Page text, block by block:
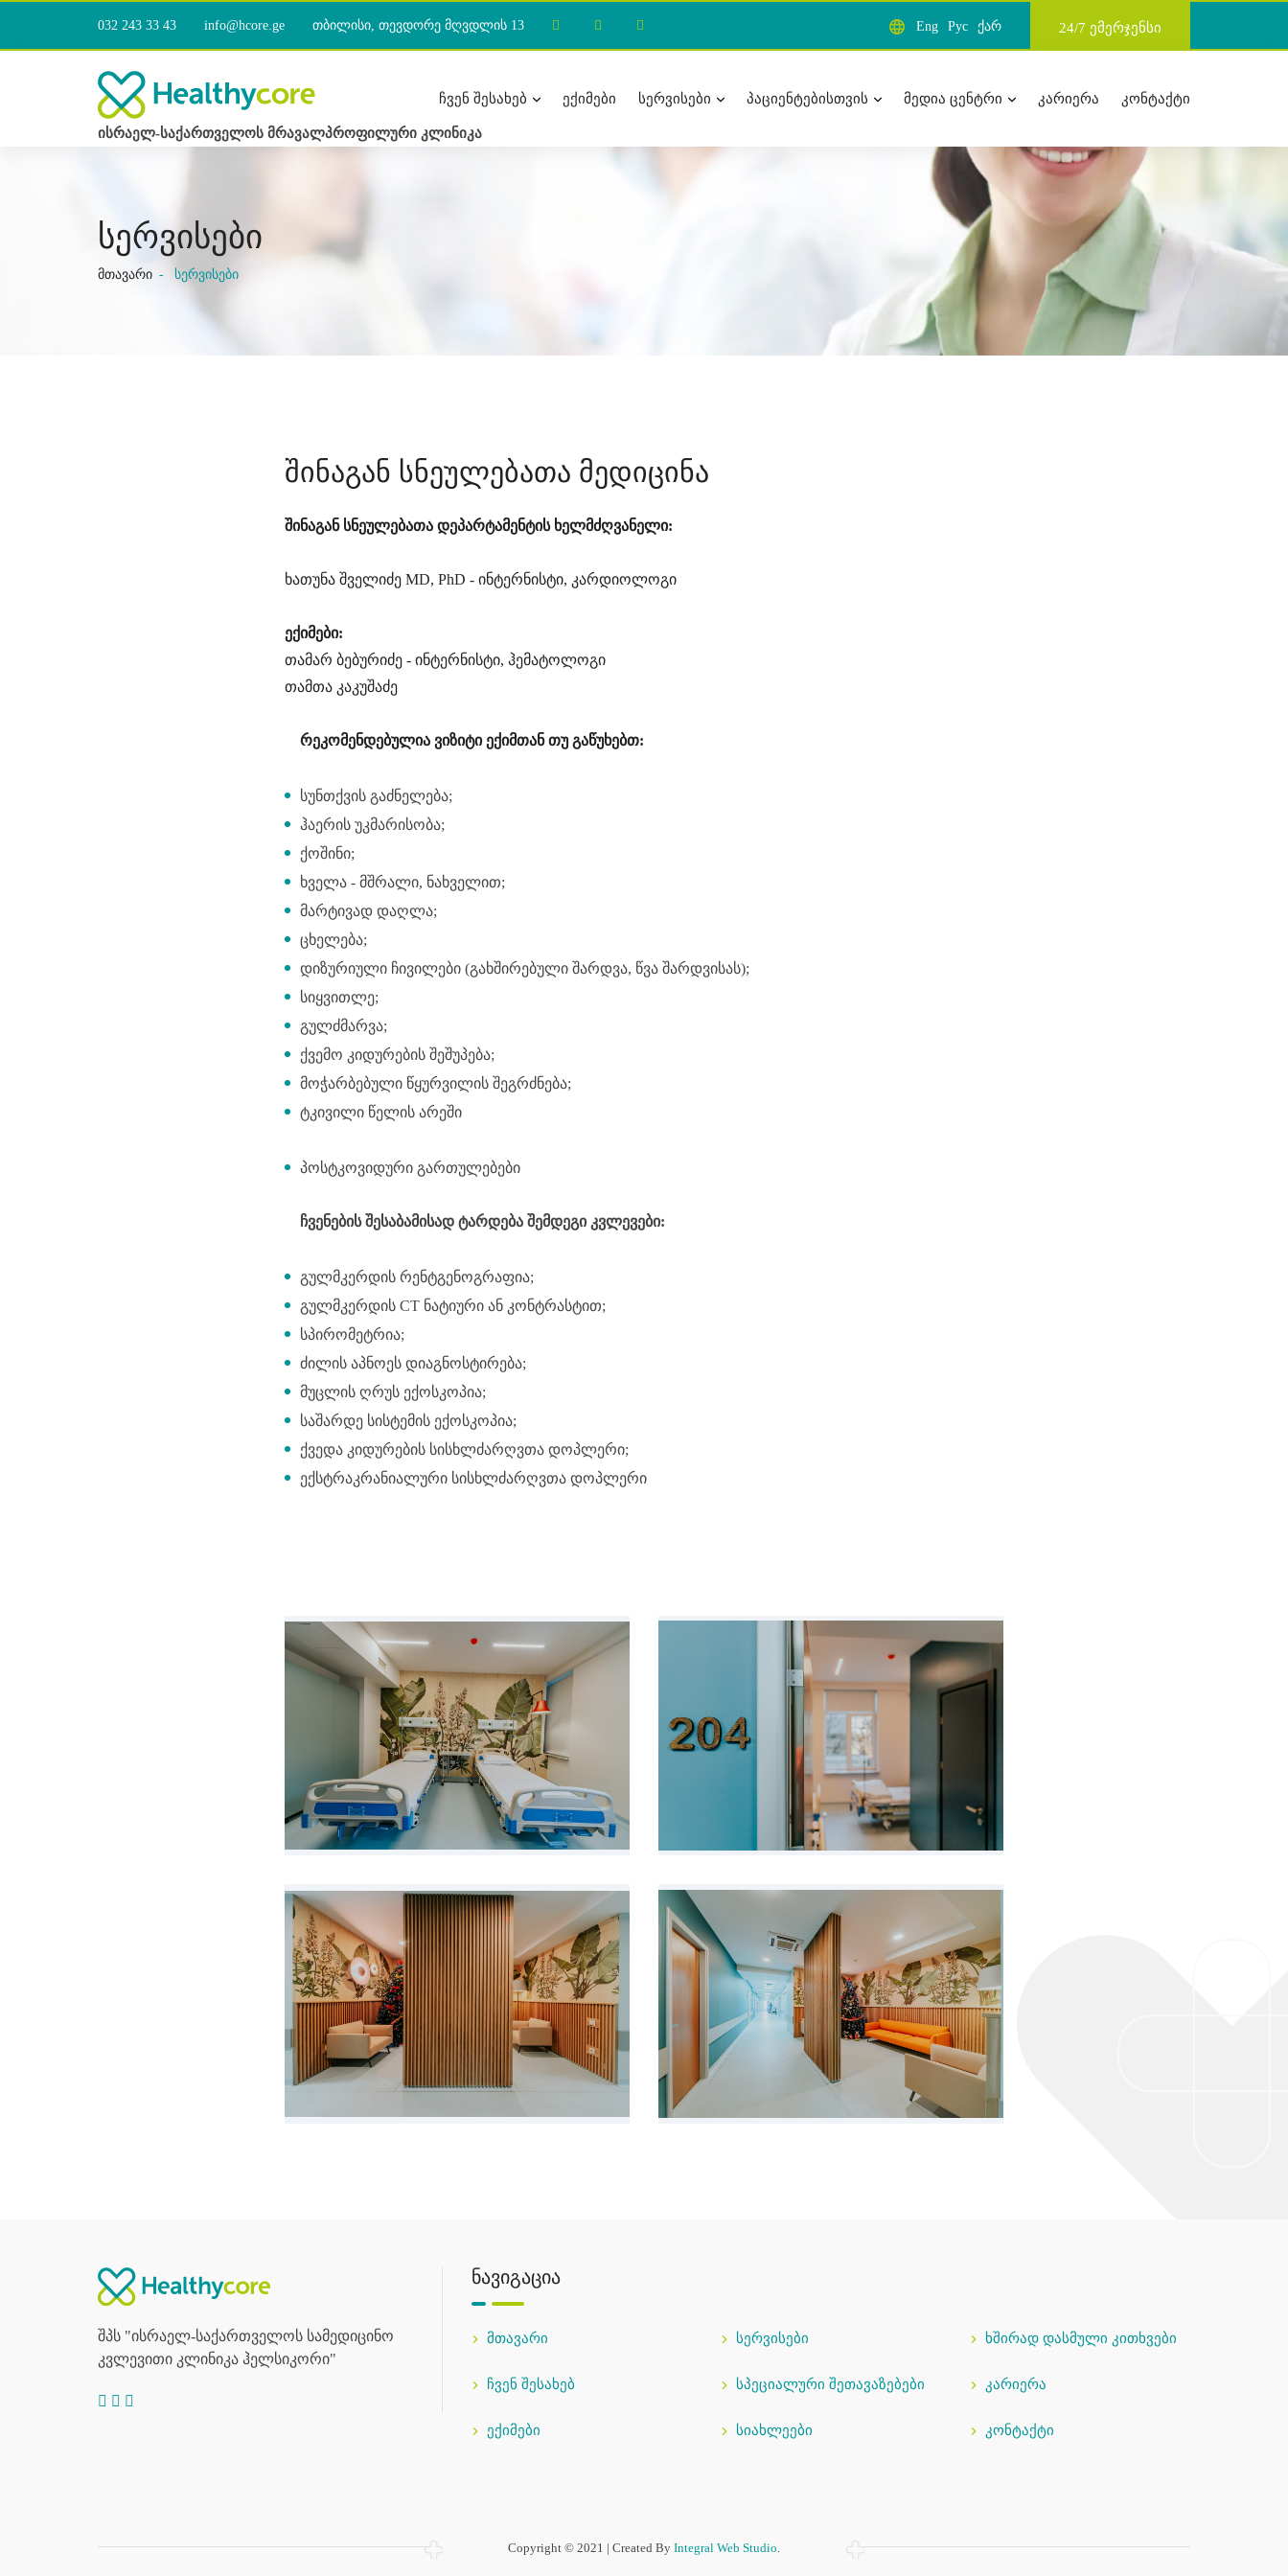
032 243 33 43 info@hcore.ge თბილისი, თევდორე მღვდლის 13 Eng Рус ქარ 24/7 ემერჯენსი
ᲩᲕᲔᲜ ᲨᲔᲡᲐᲮᲔᲑ ᲔᲥᲘᲛᲔᲑᲘ ᲡᲔᲠᲕᲘᲡᲔᲑᲘ ᲞᲐᲪᲘᲔᲜᲢᲔᲑᲘᲡᲗᲕᲘᲡ ᲛᲔᲓᲘᲐ ᲪᲔᲜᲢᲠᲘ ᲙᲐᲠᲘᲔᲠᲐ ᲙᲝᲜᲢᲐᲥᲢᲘ
ისრაელ-საქართველოს მრავალპროფილური კლინიკა
სერვისები
მთავარი სერვისები
შინაგან სნეულებათა მედიცინა
შინაგან სნეულებათა დეპარტამენტის ხელმძღვანელი:
ხათუნა შველიძე MD, PhD - ინტერნისტი, კარდიოლოგი
ექიმები:
თამარ ბებურიძე - ინტერნისტი, ჰემატოლოგი
თამთა კაკუშაძე
რეკომენდებულია ვიზიტი ექიმთან თუ გაწუხებთ:
სუნთქვის გაძნელება;
ჰაერის უკმარისობა;
ქოშინი;
ხველა - მშრალი, ნახველით;
მარტივად დაღლა;
ცხელება;
დიზურიული ჩივილები (გახშირებული შარდვა, წვა შარდვისას);
სიყვითლე;
გულძმარვა;
ქვემო კიდურების შეშუპება;
მოჭარბებული წყურვილის შეგრძნება;
ტკივილი წელის არეში
პოსტკოვიდური გართულებები
ჩვენების შესაბამისად ტარდება შემდეგი კვლევები:
გულმკერდის რენტგენოგრაფია;
გულმკერდის CT ნატიური ან კონტრასტით;
სპირომეტრია;
ძილის აპნოეს დიაგნოსტირება;
მუცლის ღრუს ექოსკოპია;
საშარდე სისტემის ექოსკოპია;
ქვედა კიდურების სისხლძარღვთა დოპლერი;
ექსტრაკრანიალური სისხლძარღვთა დოპლერი
შპს "ისრაელ-საქართველოს სამედიცინო
კვლევითი კლინიკა ჰელსიკორი"
ნავიგაცია
მთავარი
ჩვენ შესახებ
ექიმები
სერვისები
სპეციალური შეთავაზებები
სიახლეები
ხშირად დასმული კითხვები
კარიერა
კონტაქტი
Copyright © 2021 | Created By Integral Web Studio.